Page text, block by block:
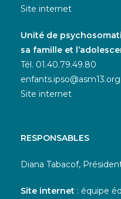
Site internet
Unité de
sa famille et
Tél. 01.40.79.49.80
enfants.ipso@asm13.org
Site internet
RESPONSABLES
Diana Tabacof,
Site internet : équipe